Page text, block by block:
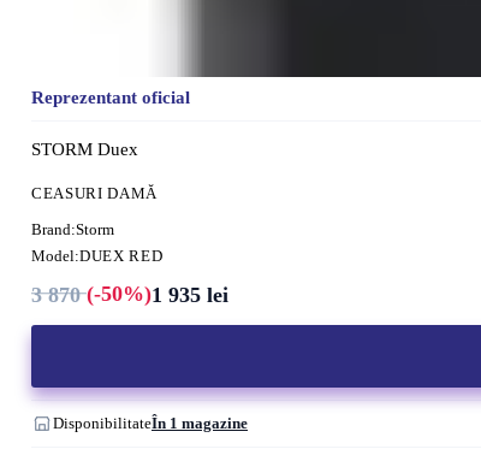
Reprezentant oficial
STORM Duex
CEASURI DAMĂ
Brand:Storm
Model:DUEX RED
3 870(-50%)Prețul
870 lei.
1 935 lei
Prețul
DisponibilitateÎn 1 magazine